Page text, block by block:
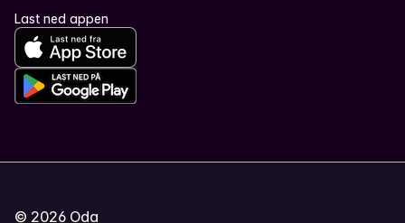
Last ned appen
© 2026 Oda